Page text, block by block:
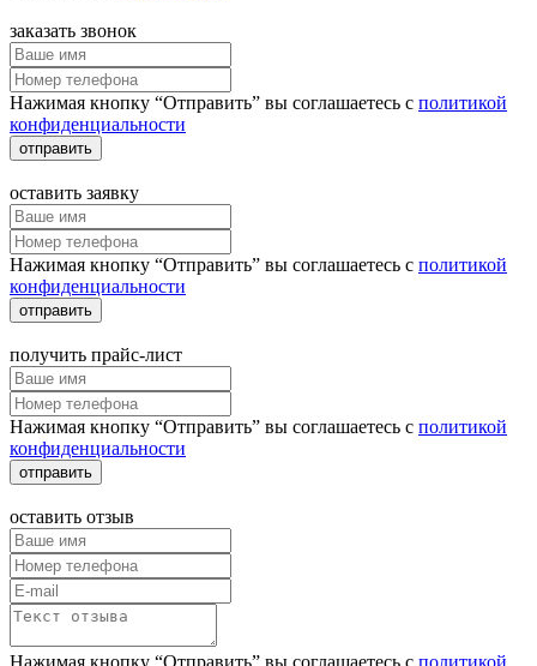
заказать звонок
Нажимая кнопку “Отправить” вы соглашаетесь с политикой
конфиденциальности
отправить
оставить заявку
Нажимая кнопку “Отправить” вы соглашаетесь с политикой
конфиденциальности
отправить
получить прайс-лист
Нажимая кнопку “Отправить” вы соглашаетесь с политикой
конфиденциальности
отправить
оставить отзыв
Нажимая кнопку “Отправить” вы соглашаетесь с политикой